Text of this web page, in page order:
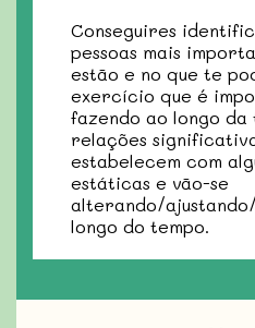
Conseguires
pessoas mais
estão e no que te
exercício que é
fazendo ao longo da
relações
estabelecem com
estáticas e vão-se
alterando/
longo do tempo.